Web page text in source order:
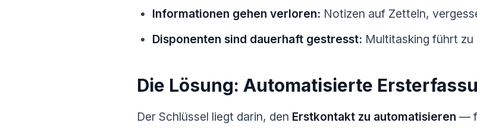
Informationen gehen verloren: Notizen auf Zetteln,
Disponenten sind dauerhaft gestresst: Multitasking führt zu
Die Lösung: Automatisierte
Der Schlüssel liegt darin, den Erstkontakt zu automatisieren —